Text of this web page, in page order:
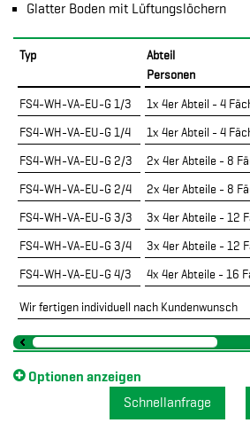
Glatter Boden mit Lüftungslöchern
Typ
Abteil
Personen
FS4-WH-VA-EU-G 1/3 1x 4er Abteil - 4
FS4-WH-VA-EU-G 1/4
1x 4er Abteil - 4
FS4-WH-VA-EU-G 2/3
2x 4er Abteile - 8
FS4-WH-VA-EU-G 2/4
2x 4er Abteile - 8
FS4-WH-VA-EU-G 3/3
3x 4er Abteile - 12
FS4-WH-VA-EU-G 3/4
3x 4er Abteile - 12
FS4-WH-VA-EU-G 4/3
4x 4er Abteile - 16
Wir fertigen individuell nach Kundenwunsch
Optionen anzeigen
Schnellanfrage